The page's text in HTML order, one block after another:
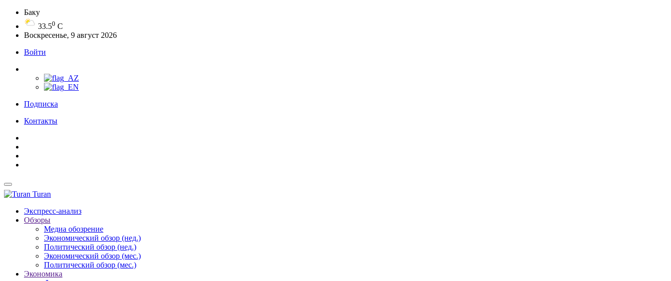
Баку
33.50 C
Воскресенье, 9 август 2026
Войти
Подписка
Контакты
Turan
Экспресс-анализ
Обзоры
Медиа обозрение
Экономический обзор (нед.)
Политический обзор (нед.)
Экономический обзор (мес.)
Политический обзор (мес.)
Экономика